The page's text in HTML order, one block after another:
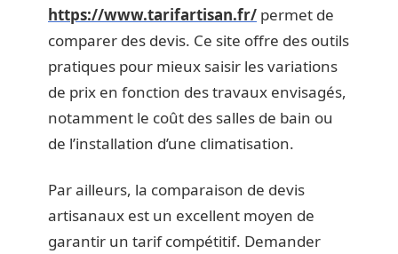
https://www.tarifartisan.fr/ permet de
comparer des devis. Ce site offre des outils
pratiques pour mieux saisir les variations
de prix en fonction des travaux envisagés,
notamment le coût des salles de bain ou
de l’installation d’une climatisation.
Par ailleurs, la comparaison de devis
artisanaux est un excellent moyen de
garantir un tarif compétitif. Demander